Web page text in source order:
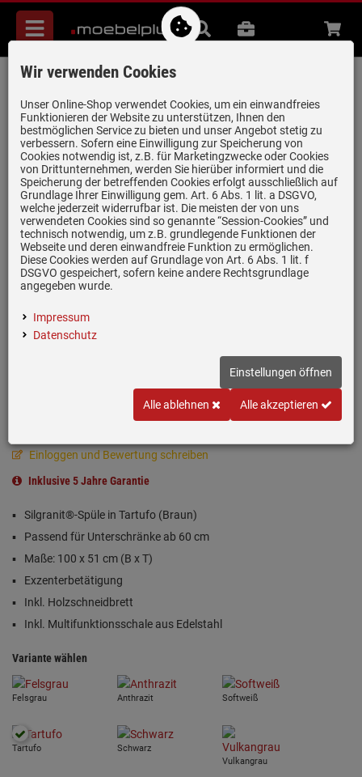
Menü
Suche
B2B Beratung
Blanco Axia III 6 S Tartufo - 523 469
Granitspüle
Artikel-Nummer:19958818 | Herstellernummer: 523469 |
EAN:4020684683005
Einloggen und Bewertung schreiben
Inklusive 5 Jahre Garantie
Silgranit®-Spüle in Tartufo (Braun)
Passend für Unterschränke ab 60 cm
Maße: 100 x 51 cm (B x T)
Exzenterbetätigung
Inkl. Holzschneidbrett
Inkl. Multifunktionsschale aus Edelstahl
Variante wählen
Felsgrau Anthrazit Softweiß
Tartufo
Schwarz
Vulkangrau
Wir verwenden Cookies
Unser Online-Shop verwendet Cookies, um ein einwandfreies
Funktionieren der Website zu unterstützen, Ihnen den
bestmöglichen Service zu bieten und unser Angebot stetig zu
verbessern. Sofern eine Einwilligung zur Speicherung von
Cookies notwendig ist, z.B. für Marketingzwecke oder Cookies
von Drittunternehmen, werden Sie hierüber informiert und die
Speicherung der betreffenden Cookies erfolgt ausschließlich auf
Grundlage Ihrer Einwilligung gem. Art. 6 Abs. 1 lit. a DSGVO,
welche jederzeit widerrufbar ist. Die meisten der von uns
verwendeten Cookies sind so genannte “Session-Cookies” und
technisch notwendig, um z.B. grundlegende Funktionen der
Webseite und deren einwandfreie Funktion zu ermöglichen.
Diese Cookies werden auf Grundlage von Art. 6 Abs. 1 lit. f
DSGVO gespeichert, sofern keine andere Rechtsgrundlage
angegeben wurde.
Impressum
Datenschutz
Einstellungen öffnen
Alle ablehnen Alle akzeptieren